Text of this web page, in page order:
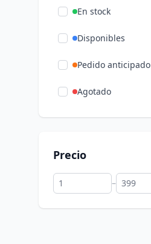
En stock
Disponibles
Pedido anticipado
Agotado
Precio
–